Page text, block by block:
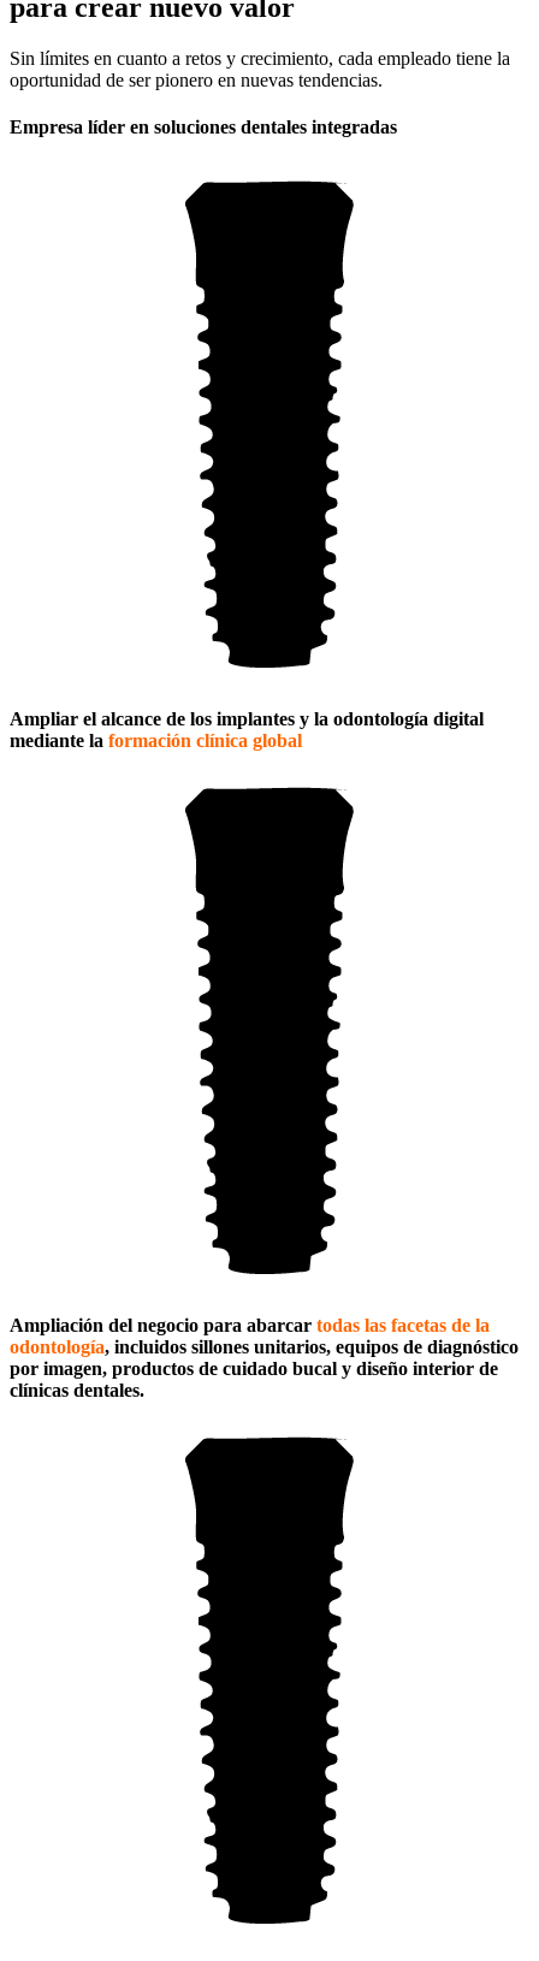
para crear nuevo valor
Sin límites en cuanto a retos y crecimiento, cada empleado tiene la
oportunidad de ser pionero en nuevas tendencias.
Empresa líder en soluciones dentales integradas
Ampliar el alcance de los implantes y la odontología digital
mediante la formación clínica global
Ampliación del negocio para abarcar todas las facetas de la
odontología, incluidos sillones unitarios, equipos de diagnóstico
por imagen, productos de cuidado bucal y diseño interior de
clínicas dentales.